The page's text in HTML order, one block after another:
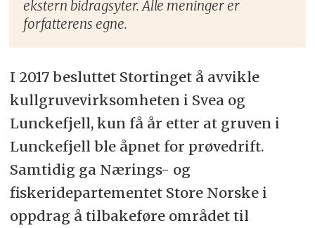
ekstern bidragsyter. Alle meninger er
forfatterens egne.
I 2017 besluttet Stortinget å avvikle
kullgruvevirksomheten i Svea og
Lunckefjell, kun få år etter at gruven i
Lunckefjell ble åpnet for prøvedrift.
Samtidig ga Nærings- og
fiskeridepartementet Store Norske i
oppdrag å tilbakeføre området til